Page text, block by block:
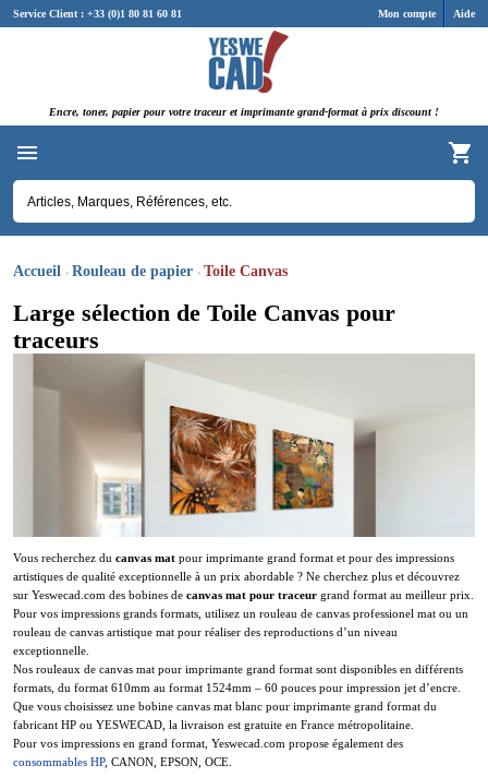
Mon compte Aide
Service Client : +33 (0)1 80 81 60 81
Encre, toner, papier pour votre traceur et imprimante grand-format à prix discount !
Accueil Rouleau de papier Toile Canvas
Large sélection de Toile Canvas pour
traceurs
Vous recherchez du canvas mat pour imprimante grand format et pour des impressions
artistiques de qualité exceptionnelle à un prix abordable ? Ne cherchez plus et découvrez
sur Yeswecad.com des bobines de canvas mat pour traceur grand format au meilleur prix.
Pour vos impressions grands formats, utilisez un rouleau de canvas professionel mat ou un
rouleau de canvas artistique mat pour réaliser des reproductions d’un niveau
exceptionnelle.
Nos rouleaux de canvas mat pour imprimante grand format sont disponibles en différents
formats, du format 610mm au format 1524mm – 60 pouces pour impression jet d’encre.
Que vous choisissez une bobine canvas mat blanc pour imprimante grand format du
fabricant HP ou YESWECAD, la livraison est gratuite en France métropolitaine.
Pour vos impressions en grand format, Yeswecad.com propose également des
consommables HP, CANON, EPSON, OCE.
Panneau de gestion des cookies